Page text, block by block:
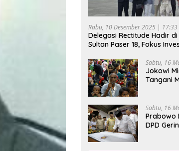
Rabu, 10 Desember 2025 | 17:33
Delegasi Rectitude Hadir
Sultan Paser 18, Fokus
Sabtu, 16
Jokowi
Tangani
Sabtu, 16
Prabowo
DPD